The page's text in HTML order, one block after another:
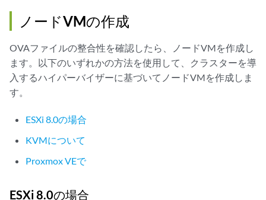
ノードVMの作成
OVAファイルの整合性を確認したら、ノードVMを作成し
ます。以下のいずれかの方法を使用して、クラスターを導
入するハイパーバイザーに基づいてノードVMを作成しま
す。
ESXi 8.0の場合
KVMについて
Proxmox VEで
ESXi 8.0の場合